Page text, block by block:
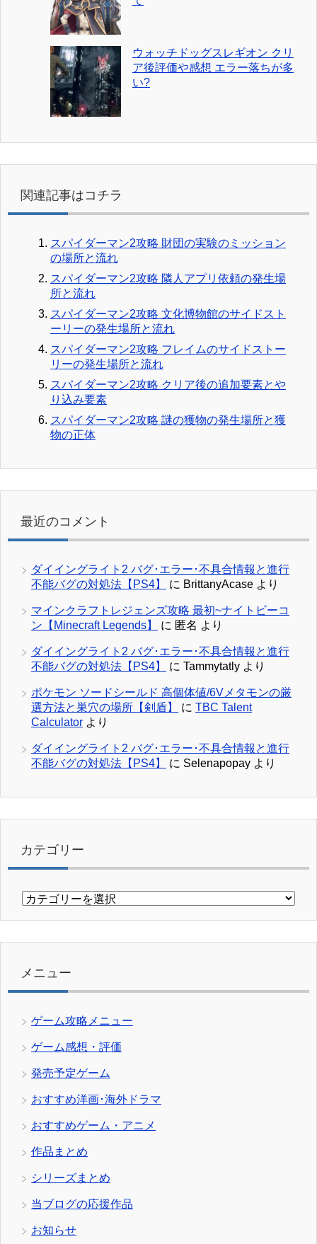
ウォッチドッグスレギオン クリ
ア後評価や感想 エラー落ちが多
い?
関連記事はコチラ
スパイダーマン2攻略 財団の実験のミッション
の場所と流れ
スパイダーマン2攻略 隣人アプリ依頼の発生場
所と流れ
スパイダーマン2攻略 文化博物館のサイドスト
ーリーの発生場所と流れ
スパイダーマン2攻略 フレイムのサイドストー
リーの発生場所と流れ
スパイダーマン2攻略 クリア後の追加要素とや
り込み要素
スパイダーマン2攻略 謎の獲物の発生場所と獲
物の正体
最近のコメント
ダイイングライト2 バグ･エラー･不具合情報と進行
不能バグの対処法【PS4】
に BrittanyAcase より
マインクラフトレジェンズ攻略 最初~ナイトビーコ
ン【Minecraft Legends】
に 匿名 より
ダイイングライト2 バグ･エラー･不具合情報と進行
不能バグの対処法【PS4】
に Tammytatly より
ポケモン ソードシールド 高個体値/6Vメタモンの厳
選方法と巣穴の場所【剣盾】
に TBC Talent
Calculator より
ダイイングライト2 バグ･エラー･不具合情報と進行
不能バグの対処法【PS4】
に Selenapopay より
カテゴリー
カ
リ
メニュー
ゲーム攻略メニュー
ゲーム感想・評価
発売予定ゲーム
おすすめ洋画･海外ドラマ
おすすめゲーム・アニメ
作品まとめ
シリーズまとめ
当ブログの応援作品
お知らせ